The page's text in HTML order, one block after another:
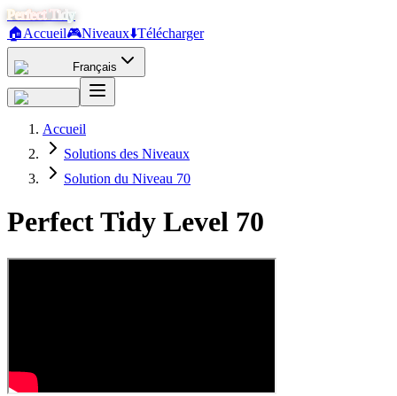
Perfect Tidy
🏠Accueil🎮Niveaux⬇️Télécharger
Français
Accueil
Solutions des Niveaux
Solution du Niveau 70
Perfect Tidy Level 70